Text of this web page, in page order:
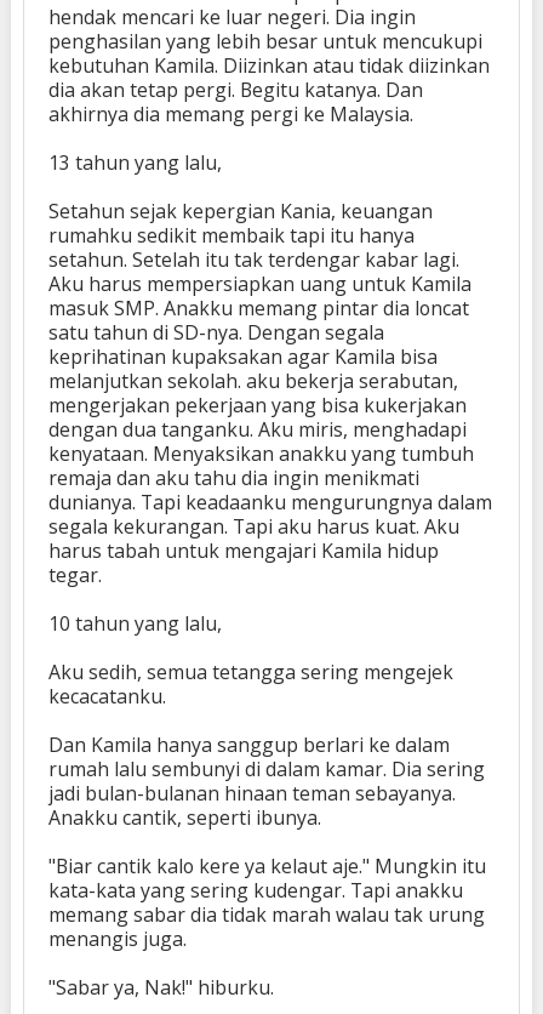
hendak mencari ke luar negeri. Dia ingin
penghasilan yang lebih besar untuk mencukupi
kebutuhan Kamila. Diizinkan atau tidak diizinkan
dia akan tetap pergi. Begitu katanya. Dan
akhirnya dia memang pergi ke Malaysia.
13 tahun yang lalu,
Setahun sejak kepergian Kania, keuangan
rumahku sedikit membaik tapi itu hanya
setahun. Setelah itu tak terdengar kabar lagi.
Aku harus mempersiapkan uang untuk Kamila
masuk SMP. Anakku memang pintar dia loncat
satu tahun di SD-nya. Dengan segala
keprihatinan kupaksakan agar Kamila bisa
melanjutkan sekolah. aku bekerja serabutan,
mengerjakan pekerjaan yang bisa kukerjakan
dengan dua tanganku. Aku miris, menghadapi
kenyataan. Menyaksikan anakku yang tumbuh
remaja dan aku tahu dia ingin menikmati
dunianya. Tapi keadaanku mengurungnya dalam
segala kekurangan. Tapi aku harus kuat. Aku
harus tabah untuk mengajari Kamila hidup
tegar.
10 tahun yang lalu,
Aku sedih, semua tetangga sering mengejek
kecacatanku.
Dan Kamila hanya sanggup berlari ke dalam
rumah lalu sembunyi di dalam kamar. Dia sering
jadi bulan-bulanan hinaan teman sebayanya.
Anakku cantik, seperti ibunya.
"Biar cantik kalo kere ya kelaut aje." Mungkin itu
kata-kata yang sering kudengar. Tapi anakku
memang sabar dia tidak marah walau tak urung
menangis juga.
"Sabar ya, Nak!" hiburku.